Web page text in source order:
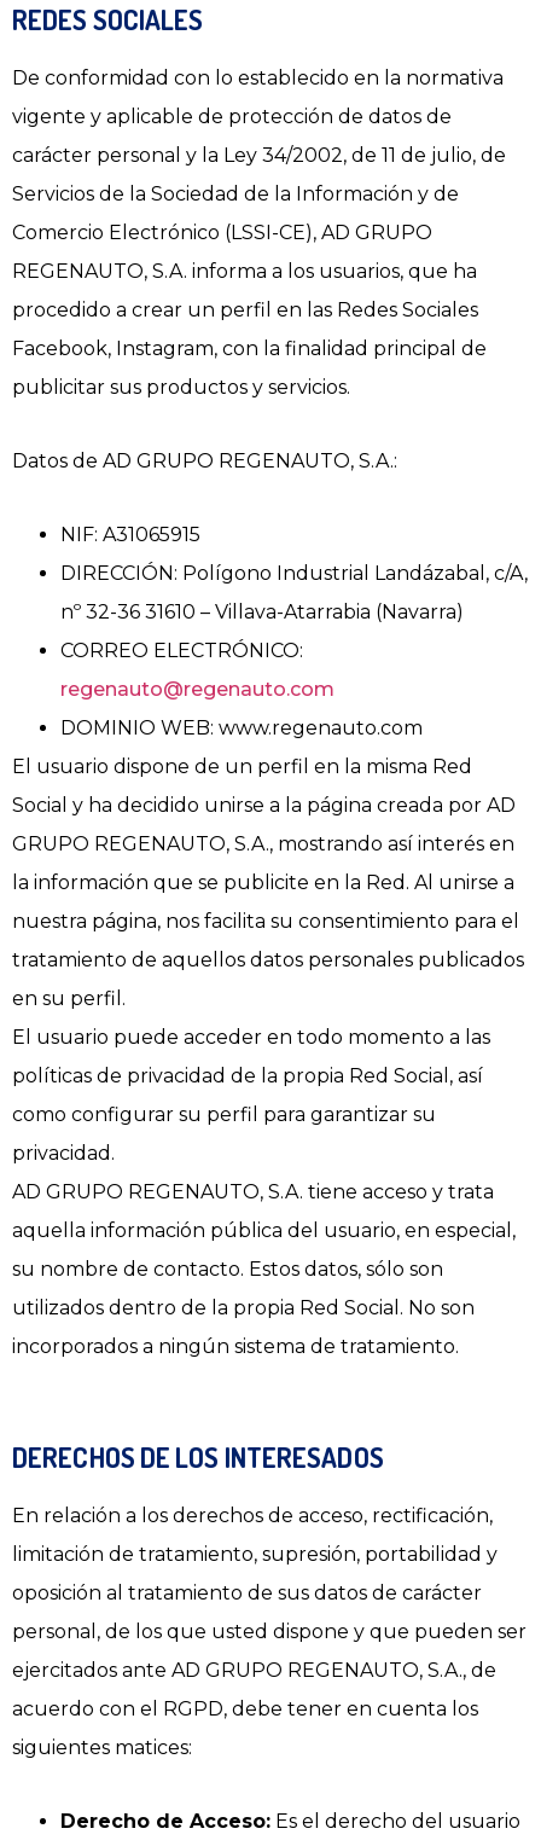
REDES SOCIALES
De conformidad con lo establecido en la normativa
vigente y aplicable de protección de datos de
carácter personal y la Ley 34/2002, de 11 de julio, de
Servicios de la Sociedad de la Información y de
Comercio Electrónico (LSSI-CE), AD GRUPO
REGENAUTO, S.A. informa a los usuarios, que ha
procedido a crear un perfil en las Redes Sociales
Facebook, Instagram, con la finalidad principal de
publicitar sus productos y servicios.
Datos de AD GRUPO REGENAUTO, S.A.:
NIF: A31065915
DIRECCIÓN: Polígono Industrial Landázabal, c/A,
nº 32-36 31610 – Villava-Atarrabia (Navarra)
CORREO ELECTRÓNICO:
regenauto@regenauto.com
DOMINIO WEB: www.regenauto.com
El usuario dispone de un perfil en la misma Red
Social y ha decidido unirse a la página creada por AD
GRUPO REGENAUTO, S.A., mostrando así interés en
la información que se publicite en la Red. Al unirse a
nuestra página, nos facilita su consentimiento para el
tratamiento de aquellos datos personales publicados
en su perfil.
El usuario puede acceder en todo momento a las
políticas de privacidad de la propia Red Social, así
como configurar su perfil para garantizar su
privacidad.
AD GRUPO REGENAUTO, S.A. tiene acceso y trata
aquella información pública del usuario, en especial,
su nombre de contacto. Estos datos, sólo son
utilizados dentro de la propia Red Social. No son
incorporados a ningún sistema de tratamiento.
DERECHOS DE LOS INTERESADOS
En relación a los derechos de acceso, rectificación,
limitación de tratamiento, supresión, portabilidad y
oposición al tratamiento de sus datos de carácter
personal, de los que usted dispone y que pueden ser
ejercitados ante AD GRUPO REGENAUTO, S.A., de
acuerdo con el RGPD, debe tener en cuenta los
siguientes matices:
Derecho de Acceso: Es el derecho del usuario